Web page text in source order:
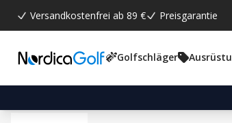
Versandkostenfrei ab 89 € Preisgarantie
Golfschläger